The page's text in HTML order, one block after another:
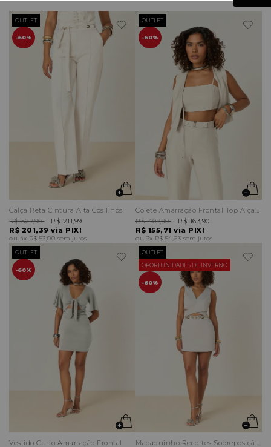
60%
OUTLET
Calça Reta Cintura Alta Cós Ilhós
R$ 201,39 via PIX!
R$ 527,90 R$ 211,99
4x R$ 53,00 sem juros
60%
OUTLET
Colete Amarração Frontal Top Alças Finas
R$ 155,71 via PIX!
R$ 407,90 R$ 163,90
3x R$ 54,63 sem juros
60%
OUTLET
Vestido Curto Amarração Frontal
60%
OPORTUNIDADES DE INVERNO
OUTLET
Macaquinho Recortes Sobreposição Saia